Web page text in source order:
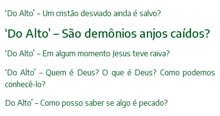
‘Do Alto’ – Um cristão desviado ainda é salvo?
‘Do Alto’ – São demônios anjos caídos?
‘Do Alto’ – Em algum momento Jesus teve raiva?
‘Do Alto’ – Quem é Deus? O que é Deus? Como podemos
conhecê-lo?
Do Alto’ – Como posso saber se algo é pecado?